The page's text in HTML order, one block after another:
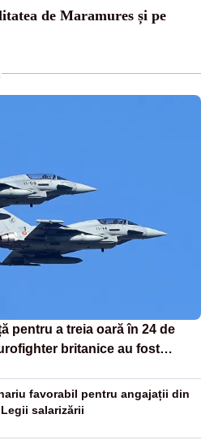
de Maramures și pe
pentru a treia oară în 24 de
britanice au fost
favorabil pentru angajații din
salarizării